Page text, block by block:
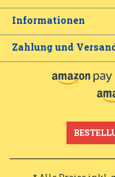
Informationen
Zahlung und